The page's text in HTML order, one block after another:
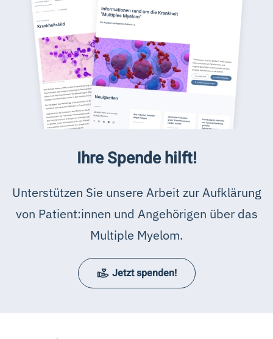
Ihre Spende hilft!
Unterstützen Sie unsere Arbeit zur Aufklärung
von Patient:innen und Angehörigen über das
Multiple Myelom.
Jetzt spenden!